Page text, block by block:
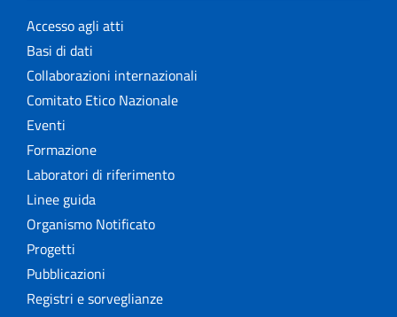
Accesso agli atti
Basi di dati
Collaborazioni internazionali
Comitato Etico Nazionale
Eventi
Formazione
Laboratori di riferimento
Linee guida
Organismo Notificato
Progetti
Pubblicazioni
Registri e sorveglianze